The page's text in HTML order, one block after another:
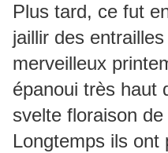
Plus tard, ce fut
jaillir des
merveilleux
épanoui très haut
svelte floraison
Longtemps ils ont